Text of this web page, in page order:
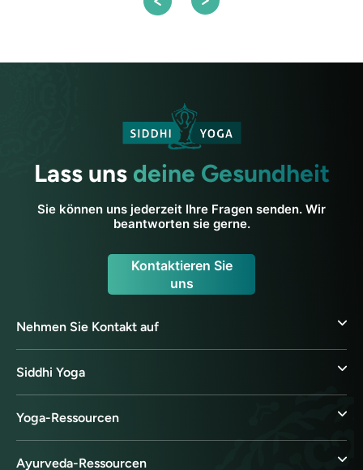
Lass uns deine Gesundheit
Sie können uns jederzeit Ihre Fragen senden. Wir
beantworten sie gerne.
Kontaktieren Sie
uns
Nehmen Sie Kontakt auf
Siddhi Yoga
Yoga-Ressourcen
Ayurveda-Ressourcen